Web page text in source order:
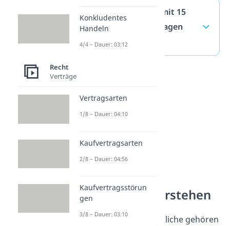
Wie lange darf man mit 15
raus? — häufigste Fragen
(ausklappen)
Jugendschutz verstehen
Ausgehregeln für Jugendliche gehören
Konkludentes
Handeln
4/4 – Dauer: 03:12
Recht
Verträge
Vertragsarten
1/8 – Dauer: 04:10
Kaufvertragsarten
2/8 – Dauer: 04:56
Kaufvertragsstörun
gen
3/8 – Dauer: 03:10